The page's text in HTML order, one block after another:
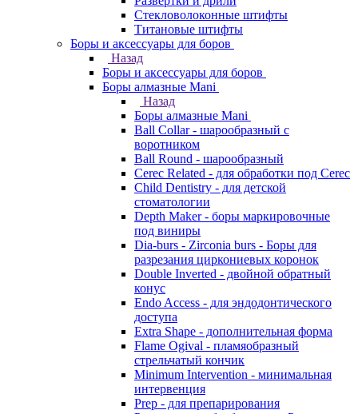
Стекловолоконные штифты
Титановые штифты
Боры и аксессуары для боров
Назад
Боры и аксессуары для боров
Боры алмазные Mani
Назад
Боры алмазные Mani
Ball Collar - шарообразный c
воротником
Ball Round - шарообразный
Cerec Related - для обработки под Cerec
Child Dentistry - для детской
стоматологии
Depth Maker - боры маркировочные
под виниры
Dia-burs - Zirconia burs - Боры для
разрезания циркониевых коронок
Double Inverted - двойной обратный
конус
Endo Access - для эндодонтического
доступа
Extra Shape - дополнительная форма
Flame Ogival - пламяобразный
стрельчатый кончик
Minimum Intervention - минимальная
интервенция
Prep - для препарирования